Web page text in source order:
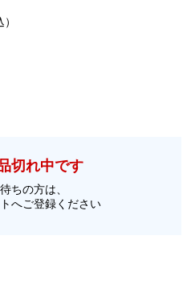
切れ中です
ちの方は、
へご登録ください